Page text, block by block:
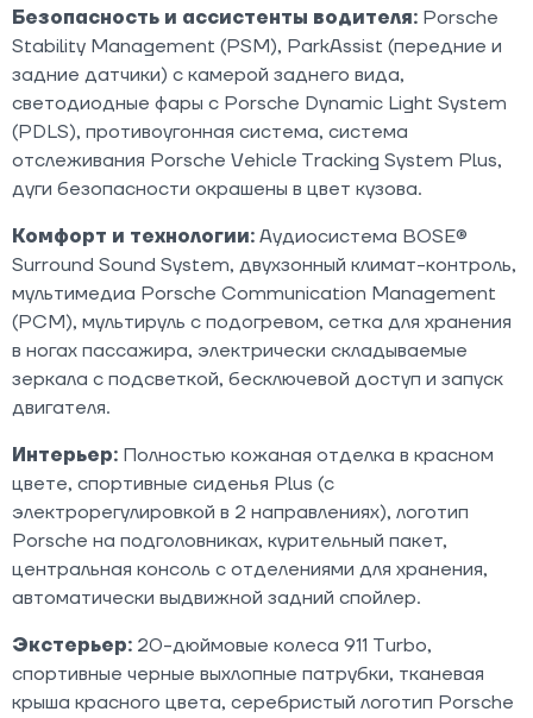
Безопасность и ассистенты водителя: Porsche
Stability Management (PSM), ParkAssist (передние и
задние датчики) с камерой заднего вида,
светодиодные фары с Porsche Dynamic Light System
(PDLS), противоугонная система, система
отслеживания Porsche Vehicle Tracking System Plus,
дуги безопасности окрашены в цвет кузова.
Комфорт и технологии: Аудиосистема BOSE®
Surround Sound System, двухзонный климат-контроль,
мультимедиа Porsche Communication Management
(PCM), мультируль с подогревом, сетка для хранения
в ногах пассажира, электрически складываемые
зеркала с подсветкой, бесключевой доступ и запуск
двигателя.
Интерьер: Полностью кожаная отделка в красном
цвете, спортивные сиденья Plus (с
электрорегулировкой в 2 направлениях), логотип
Porsche на подголовниках, курительный пакет,
центральная консоль с отделениями для хранения,
автоматически выдвижной задний спойлер.
Экстерьер: 20-дюймовые колеса 911 Turbo,
спортивные черные выхлопные патрубки, тканевая
крыша красного цвета, серебристый логотип Porsche